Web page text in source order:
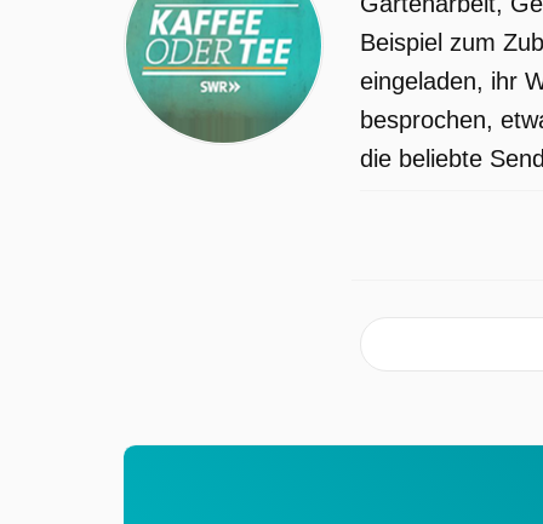
Beispiel zum
eingeladen, ihr
besprochen,
die beliebte